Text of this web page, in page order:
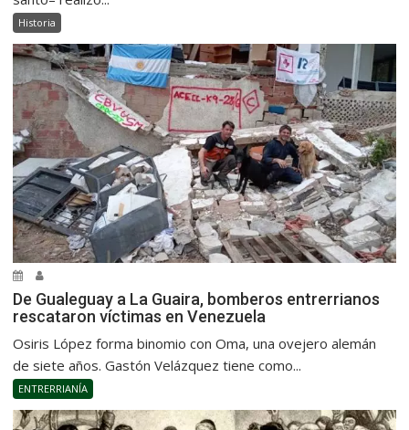
Historia
De Gualeguay a La Guaira, bomberos entrerrianos
rescataron víctimas en Venezuela
Osiris López forma binomio con Oma, una ovejero alemán
de siete años. Gastón Velázquez tiene como...
ENTRERRIANÍA